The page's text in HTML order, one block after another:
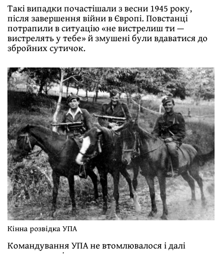
Такі випадки почастішали з весни 1945 року,
після завершення війни в Європі. Повстанці
потрапили в ситуацію «не вистрелиш ти —
вистрелять у тебе» й змушені були вдаватися до
збройних сутичок.
Кінна розвідка УПА
Командування УПА не втомлювалося і далі